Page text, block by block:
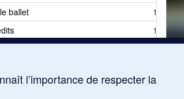
ballet
1
1
l’importance de respecter la